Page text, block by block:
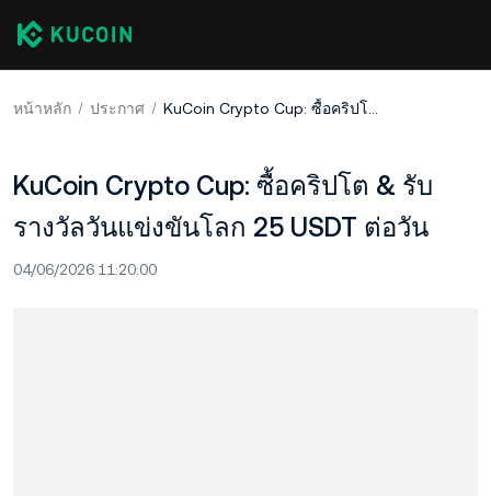
หน้าหลัก ประกาศ KuCoin Crypto Cup: ซื้อคริปโต & รับรางวัลวันแข่งขันโลก 25 USDT ต่อวัน
KuCoin Crypto Cup: ซื้อคริปโต & รับ
รางวัลวันแข่งขันโลก 25 USDT ต่อวัน
04/06/2026 11:20:00